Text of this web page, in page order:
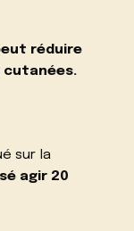
réduire
cutanées.
sur la
agir 20